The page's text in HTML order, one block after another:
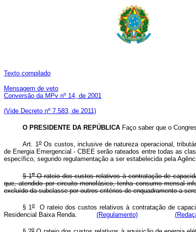
Texto compilado
Mensagem de veto
Conversão da MPv nº 14, de 2001
(Vide Decreto nº 7.583, de 2011)
O PRESIDENTE DA REPÚBLICA Faço saber que o
Art. 1oOs custos, inclusive de natureza operacional,
de Energia Emergencial - CBEE serão rateados entre todas as
específico, segundo regulamentação a ser estabelecida pela
§ 1oO rateio dos custos relativos à contratação de
que, atendido por circuito monofásico, tenha consumo mensal
excluído da subclasse por outros critérios de enquadramento a
§ 1o O rateio dos custos relativos à contratação de
Residencial Baixa Renda. (Regulamento)
o